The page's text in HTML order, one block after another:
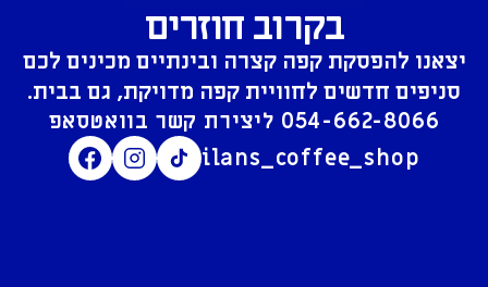
בקרוב חוזרים
יצאנו להפסקת קפה קצרה ובינתיים מכינים לכם
סניפים חדשים לחוויית קפה מדויקת, גם בבית.
054-662-8066
ilans_coffee_shop